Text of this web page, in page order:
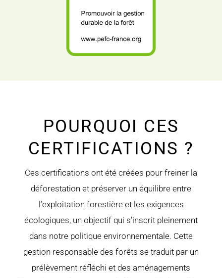
POURQUOI CES
CERTIFICATIONS ?
Ces certifications ont été créées pour freiner la
déforestation et préserver un équilibre entre
l’exploitation forestière et les exigences
écologiques, un objectif qui s’inscrit pleinement
dans notre politique environnementale. Cette
gestion responsable des forêts se traduit par un
prélèvement réfléchi et des aménagements